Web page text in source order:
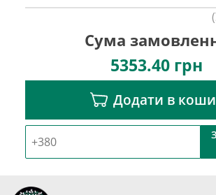
(
Сума
5353.40 грн
Додати в